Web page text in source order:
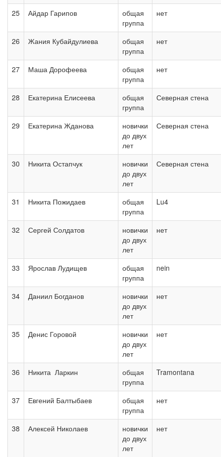
25 Айдар Гарипов
общая
группа
нет
26 Жания Кубайдулиева
общая
группа
нет
27 Маша Дорофеева
общая
группа
нет
28 Екатерина Елисеева
общая
группа
Северная стена
29 Екатерина Жданова
новички
до двух
лет
Северная стена
30 Никита Остапчук
новички
до двух
лет
Северная стена
31 Никита Пожидаев
общая
группа
Lu4
32 Сергей Солдатов
новички
до двух
лет
нет
33 Ярослав Лудищев
общая
группа
nein
34 Даниил Богданов
новички
до двух
лет
нет
35 Денис Горовой
новички
до двух
лет
нет
36 Никита Ларкин
общая
группа
Tramontana
37 Евгений Балтыбаев
общая
группа
нет
38 Алексей Николаев
новички
до двух
лет
нет